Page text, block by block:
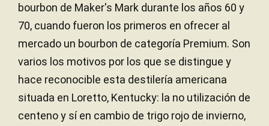
bourbon de Maker's Mark durante los años 60 y
70, cuando fueron los primeros en ofrecer al
mercado un bourbon de categoría Premium. Son
varios los motivos por los que se distingue y
hace reconocible esta destilería americana
situada en Loretto, Kentucky: la no utilización de
centeno y sí en cambio de trigo rojo de invierno,